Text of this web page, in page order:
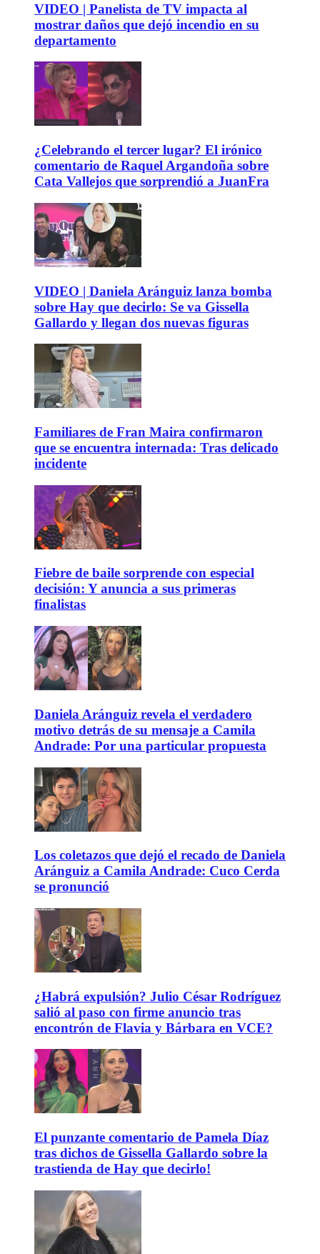
VIDEO | Panelista de TV impacta al
mostrar daños que dejó incendio en su
departamento
¿Celebrando el tercer lugar? El irónico
comentario de Raquel Argandoña sobre
Cata Vallejos que sorprendió a JuanFra
VIDEO | Daniela Aránguiz lanza bomba
sobre Hay que decirlo: Se va Gissella
Gallardo y llegan dos nuevas figuras
Familiares de Fran Maira confirmaron
que se encuentra internada: Tras delicado
incidente
Fiebre de baile sorprende con especial
decisión: Y anuncia a sus primeras
finalistas
Daniela Aránguiz revela el verdadero
motivo detrás de su mensaje a Camila
Andrade: Por una particular propuesta
Los coletazos que dejó el recado de Daniela
Aránguiz a Camila Andrade: Cuco Cerda
se pronunció
¿Habrá expulsión? Julio César Rodríguez
salió al paso con firme anuncio tras
encontrón de Flavia y Bárbara en VCE?
El punzante comentario de Pamela Díaz
tras dichos de Gissella Gallardo sobre la
trastienda de Hay que decirlo!